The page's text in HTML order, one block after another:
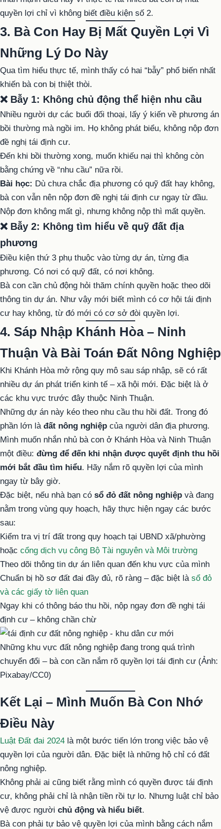
quyền lợi chỉ vì không biết điều kiện số 2.
3. Bà Con Hay Bị Mất Quyền Lợi Vì
Những Lý Do Này
Qua tìm hiểu thực tế, mình thấy có hai “bẫy” phổ biến nhất
khiến bà con bị thiệt thòi.
❌ Bẫy 1: Không chủ động thể hiện nhu cầu
Nhiều người dự các buổi đối thoại, lấy ý kiến về phương án
bồi thường mà ngồi im. Họ không phát biểu, không nộp đơn
đề nghị tái định cư.
Đến khi bồi thường xong, muốn khiếu nại thì không còn
bằng chứng về “nhu cầu” nữa rồi.
Bài học: Dù chưa chắc địa phương có quỹ đất hay không,
bà con vẫn nên nộp đơn đề nghị tái định cư ngay từ đầu.
Nộp đơn không mất gì, nhưng không nộp thì mất quyền.
❌ Bẫy 2: Không tìm hiểu về quỹ đất địa
phương
Điều kiện thứ 3 phụ thuộc vào từng dự án, từng địa
phương. Có nơi có quỹ đất, có nơi không.
Bà con cần chủ động hỏi thăm chính quyền hoặc theo dõi
thông tin dự án. Như vậy mới biết mình có cơ hội tái định
cư hay không, từ đó mới có cơ sở đòi quyền lợi.
4. Sáp Nhập Khánh Hòa – Ninh
Thuận Và Bài Toán Đất Nông Nghiệp
Khi Khánh Hòa mở rộng quy mô sau sáp nhập, sẽ có rất
nhiều dự án phát triển kinh tế – xã hội mới. Đặc biệt là ở
các khu vực trước đây thuộc Ninh Thuận.
Những dự án này kéo theo nhu cầu thu hồi đất. Trong đó
phần lớn là đất nông nghiệp của người dân địa phương.
Mình muốn nhắn nhủ bà con ở Khánh Hòa và Ninh Thuận
một điều: đừng để đến khi nhận được quyết định thu hồi
mới bắt đầu tìm hiểu. Hãy nắm rõ quyền lợi của mình
ngay từ bây giờ.
Đặc biệt, nếu nhà bạn có sổ đỏ đất nông nghiệp và đang
nằm trong vùng quy hoạch, hãy thực hiện ngay các bước
sau:
Kiểm tra vị trí đất trong quy hoạch tại UBND xã/phường
hoặc cổng dịch vụ công Bộ Tài nguyên và Môi trường
Theo dõi thông tin dự án liên quan đến khu vực của mình
Chuẩn bị hồ sơ đất đai đầy đủ, rõ ràng – đặc biệt là sổ đỏ
và các giấy tờ liên quan
Ngay khi có thông báo thu hồi, nộp ngay đơn đề nghị tái
định cư – không chần chừ
Những khu vực đất nông nghiệp đang trong quá trình
chuyển đổi – bà con cần nắm rõ quyền lợi tái định cư (Ảnh:
Pixabay/CC0)
Kết Lại – Mình Muốn Bà Con Nhớ
Điều Này
Luật Đất đai 2024 là một bước tiến lớn trong việc bảo vệ
quyền lợi của người dân. Đặc biệt là những hộ chỉ có đất
nông nghiệp.
Không phải ai cũng biết rằng mình có quyền được tái định
cư, không phải chỉ là nhận tiền rồi tự lo. Nhưng luật chỉ bảo
vệ được người chủ động và hiểu biết.
Bà con phải tự bảo vệ quyền lợi của mình bằng cách nắm